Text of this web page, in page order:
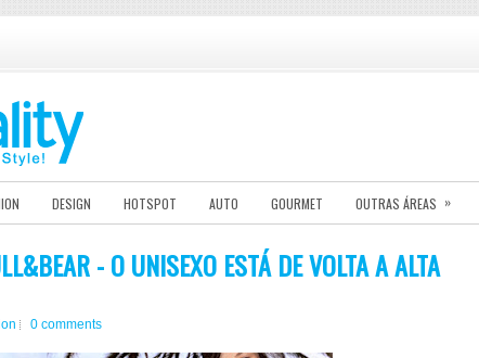
DESIGN HOTSPOT AUTO GOURMET OUTRAS ÁREAS »
- O UNISEXO ESTÁ DE VOLTA A ALTA
0 comments